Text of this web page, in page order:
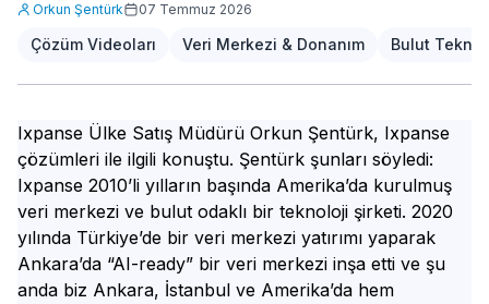
Orkun Şentürk 07 Temmuz 2026
Çözüm Videoları Veri Merkezi & Donanım Bulut
Ixpanse Ülke Satış Müdürü Orkun Şentürk, Ixpanse
çözümleri ile ilgili konuştu. Şentürk şunları söyledi:
Ixpanse 2010’li yılların başında Amerika’da kurulmuş
veri merkezi ve bulut odaklı bir teknoloji şirketi. 2020
yılında Türkiye’de bir veri merkezi yatırımı yaparak
Ankara’da “AI-ready” bir veri merkezi inşa etti ve şu
anda biz Ankara, İstanbul ve Amerika’da hem